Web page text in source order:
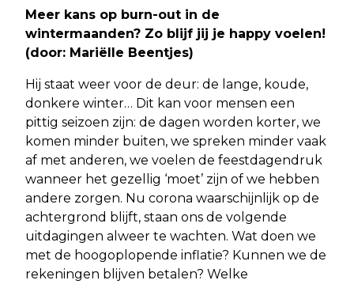
Meer kans op burn-out in de
wintermaanden? Zo blijf jij je happy voelen!
(door: Mariëlle Beentjes)
Hij staat weer voor de deur: de lange, koude,
donkere winter… Dit kan voor mensen een
pittig seizoen zijn: de dagen worden korter, we
komen minder buiten, we spreken minder vaak
af met anderen, we voelen de feestdagendruk
wanneer het gezellig ‘moet’ zijn of we hebben
andere zorgen. Nu corona waarschijnlijk op de
achtergrond blijft, staan ons de volgende
uitdagingen alweer te wachten. Wat doen we
met de hoogoplopende inflatie? Kunnen we de
rekeningen blijven betalen? Welke